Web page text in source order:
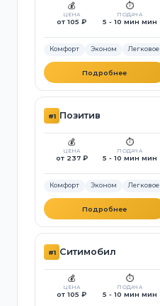
💰
ЦЕНА
от 105 ₽
⏱️
ПОДАЧА
5 - 10 мин мин
Комфорт Эконом Легковое
Подробнее
#1 Позитив
💰
ЦЕНА
от 237 ₽
⏱️
ПОДАЧА
5 - 10 мин мин
Комфорт Эконом Легковое
Подробнее
#1 Ситимобил
💰
ЦЕНА
от 105 ₽
⏱️
ПОДАЧА
5 - 10 мин мин